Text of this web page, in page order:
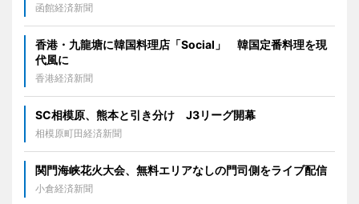
函館経済新聞
香港・九龍塘に韓国料理店「Social」 韓国定番料理を現
代風に
香港経済新聞
SC相模原、熊本と引き分け J3リーグ開幕
相模原町田経済新聞
関門海峡花火大会、無料エリアなしの門司側をライブ配信
小倉経済新聞